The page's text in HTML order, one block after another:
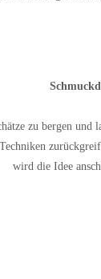
zu bergen und
wird die Idee